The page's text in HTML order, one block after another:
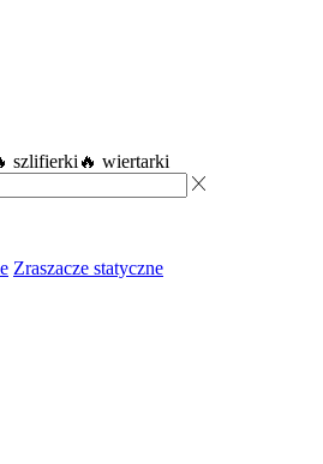
szlifierki 🔥 wiertarki
Zraszacze statyczne